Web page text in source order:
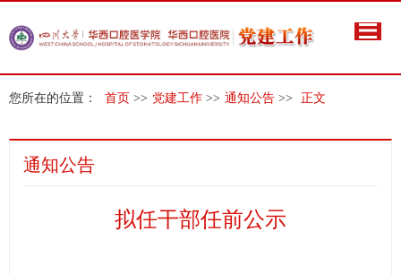
您所在的位置： 首页 >> 党建工作 >> 通知公告 >> 正文
通知公告
拟任干部任前公示